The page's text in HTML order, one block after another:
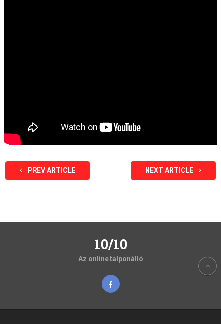
PREV ARTICLE NEXT ARTICLE
10/10
Az online talponálló